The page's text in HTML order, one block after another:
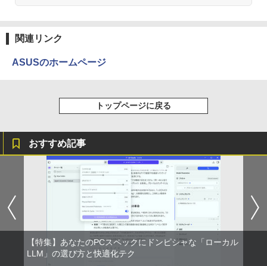
薄型 軽量 持ち運び 壁掛けに対応 Switc
￥8,980
3
★PHILIPS / フィリップス 16:9 フルHD
VA ディスプレイ 液晶モニター 221S9A/1
1 [21.5インチ ブラック]【PCモニター・
液晶ディスプレイ】【送料無料】
￥10,120
【楽天1位常連・超800冠獲得】黒/白 モ
￥792
転生したらスライムだった件 異聞 〜
魔国暮らしのトリニティ〜（14） 【電子
書籍】[ 戸野タエ ]
【予約商品】宇宙兄弟 コミック 全巻セッ
ト（1-46巻セット・以下続巻)小山宙哉
Anker Soundcore Liberty 5 ミッドナイトブ
ラック
￥14,990
【2026年アップグレード版】AOKIMI ワイヤ
レスイヤホン bluetooth イヤホン V12 小型
軽量 ブルートゥースHi-Fi 最大36時間再生 ぶ
るーとゅーす コードレス ENCノイズキャン
セリング 自動ペアリング Type-C充電 マイク
付き 防水 タッチ式音量調整 スポーツ/通勤/通
学/WEB会議(ホワイト)
￥1,964
￥250
On My Road (Stadium ver.)
On My Road (Stadium ver.)
￥250
BUGS LIFE
ットル (Smart Basic)
by Amazon 炭酸水 ラベルレス 500ml ×24本
art Basic)
￥1,625
by Amazon 天然水ラベルレス 2L×9本
￥1,117
￥832
ONE PIECE モノクロ版 115 (ジャンプコミッ
クスDIGITAL)
￥594
HUNTER×HUNTER モノクロ版 39 (ジャンプ
コミックスDIGITAL)
￥572
スーパーの裏でヤニ吸うふたり 9巻 (デジタル
関連リンク
ASUSのホームページ
トップページに戻る
おすすめ記事
【特集】あなたのPCスペックにドンピシャな「ローカル
LLM」の選び方と快適化テク